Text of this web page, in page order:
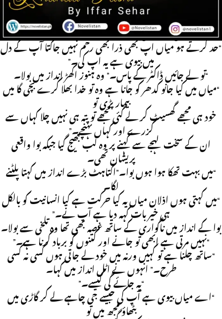
یہ دیکھیں میاں بچی بخار میں پھنک رہی ہے۔”
ان کی اطلاع پر وہ سلگ اٹھا۔
“تو میں کیا کروں۔”بوا نے تاسف سے اسے دیکھا۔
“حد کرتے ہو میاں اپ بھی ذرا بھی رحم نہیں جاگتا آپ کے دل
میں بیوی ہے یہ اپ کی۔”
“تو لے جائیں ڈاکٹر کے پاس۔” وہ ہنوز اکھڑ انداز میں بولا۔
“میاں میں کیا جانو کدھر کو جانا ہے وہ تو خدا بھلا کرے بچی گا میں
بیمار پڑی تو
خود ہی مجھے گھسیٹ کر لے گئی مجھے تو پتہ ہی نہیں چلا کہاں سے
گزرے اور کہاں پہنچے۔”
ان کے سخت لہجے سے کہنے پر وہ لب بھیج گیا جبکہ بوا واقعی
پریشان تھی۔
“میں بہت تھکا ہوا ہوں بوا۔”اکتاہٹ بڑے انداز میں کہتا پلٹنے
لگا۔
“میں کہتی ہوں اذلان میاں یہ کیا حرکت ہے کیا انسانیت کو بالکل
ہی خیر بات کہہ دیا ہے آپ نے۔”
بوا کے انداز میں ناگواری کے ساتھ غصہ بھی تھا وہ تلخی سے بولا۔
“نہیں مرتی ہے ابھی تو جانے اور کتنوں کو برباد کرنا ہے۔”
“ساتھ چلنا ہے تو کہیں ورنہ میں خود لے جاتی ہوں کسی نہ کسی
طرح۔” انہوں نے اٹل انداز میں کہا۔
“یہ جائے گی کیسے۔”
“اے میاں بیوی ہے آپ کی جیسے جی چاہے لے کر گاڑی میں
بٹھاؤ مجھ میں تو